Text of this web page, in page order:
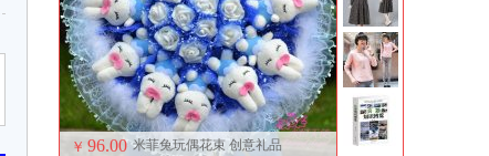
￥ 96.00 米菲兔玩偶花束 创意礼品